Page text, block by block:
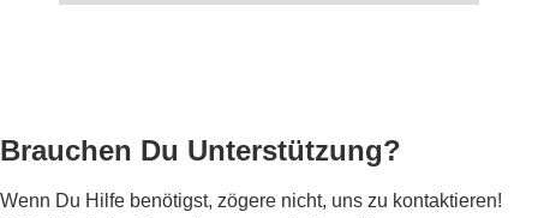
Brauchen Du Unterstützung?
Wenn Du Hilfe benötigst, zögere nicht, uns zu kontaktieren!